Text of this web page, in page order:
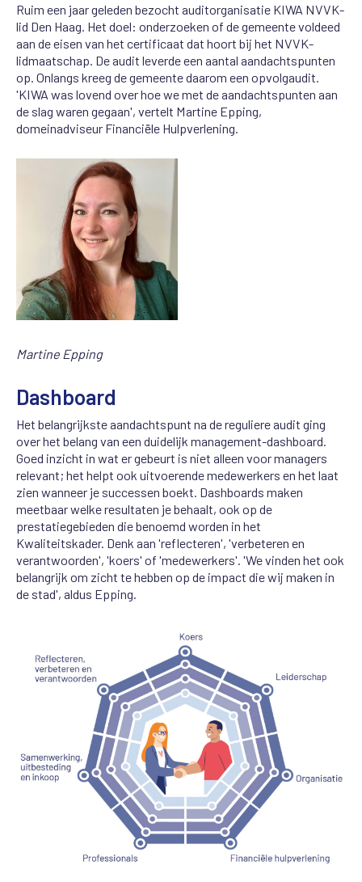
Ruim een jaar geleden bezocht auditorganisatie KIWA NVVK-
lid Den Haag. Het doel: onderzoeken of de gemeente voldeed
aan de eisen van het certificaat dat hoort bij het NVVK-
lidmaatschap. De audit leverde een aantal aandachtspunten
op. Onlangs kreeg de gemeente daarom een opvolgaudit.
'KIWA was lovend over hoe we met de aandachtspunten aan
de slag waren gegaan', vertelt Martine Epping,
domeinadviseur Financiële Hulpverlening.
Martine Epping
Dashboard
Het belangrijkste aandachtspunt na de reguliere audit ging
over het belang van een duidelijk management-dashboard.
Goed inzicht in wat er gebeurt is niet alleen voor managers
relevant; het helpt ook uitvoerende medewerkers en het laat
zien wanneer je successen boekt. Dashboards maken
meetbaar welke resultaten je behaalt, ook op de
prestatiegebieden die benoemd worden in het
Kwaliteitskader. Denk aan 'reflecteren', 'verbeteren en
verantwoorden', 'koers' of 'medewerkers'. 'We vinden het ook
belangrijk om zicht te hebben op de impact die wij maken in
de stad', aldus Epping.